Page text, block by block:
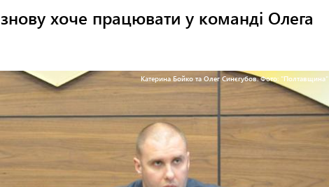
хоче працювати у команді Олега
Катерина Бойко та Олег Синєгубов. Фото: "Полтавщина"